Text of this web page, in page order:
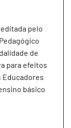
pelo
de
para efeitos
Educadores
básico